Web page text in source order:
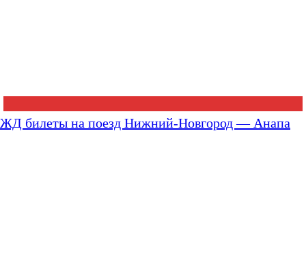
ЖД билеты на поезд Нижний-Новгород — Анапа